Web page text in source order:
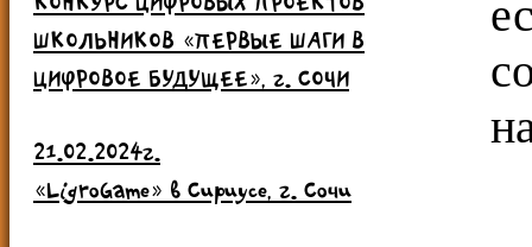
ШКОЛЬНИКОВ «ПЕРВЫЕ ШАГИ В
ЦИФРОВОЕ БУДУЩЕЕ», г. СОЧИ
21.02.2024г.
«LigroGame» в Сириусе, г. Сочи